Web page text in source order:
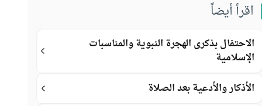
اقرأ أيضاً
الاحتفال بذكرى الهجرة النبوية والمناسبات
الإسلامية
الأذكار والأدعية بعد الصلاة